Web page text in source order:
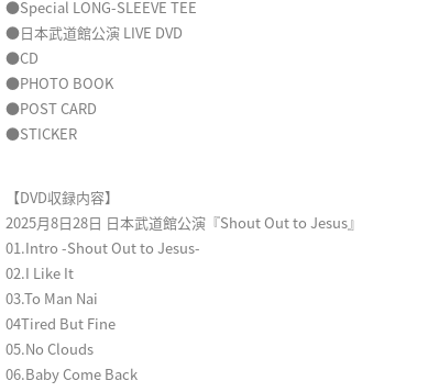
●Special LONG-SLEEVE TEE
●日本武道館公演 LIVE DVD
●CD
●PHOTO BOOK
●POST CARD
●STICKER
【DVD収録内容】
2025月8日28日 日本武道館公演『Shout Out to Jesus』
01.Intro -Shout Out to Jesus-
02.I Like It
03.To Man Nai
04Tired But Fine
05.No Clouds
06.Baby Come Back